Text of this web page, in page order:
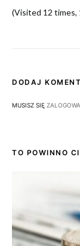
(Visited 12 times,
DODAJ
MUSISZ SIĘ
TO POWINNO